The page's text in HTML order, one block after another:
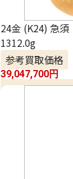
24金 (K24) 急須
1312.0g
参考買取価格
39,047,700円